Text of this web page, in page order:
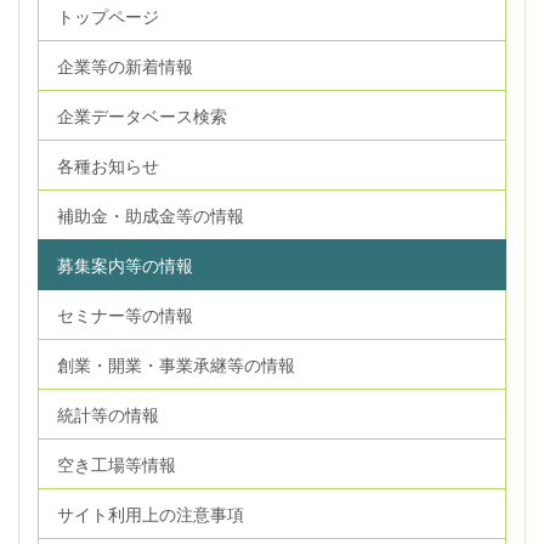
トップページ
企業等の新着情報
企業データベース検索
各種お知らせ
補助金・助成金等の情報
募集案内等の情報
セミナー等の情報
創業・開業・事業承継等の情報
統計等の情報
空き工場等情報
サイト利用上の注意事項